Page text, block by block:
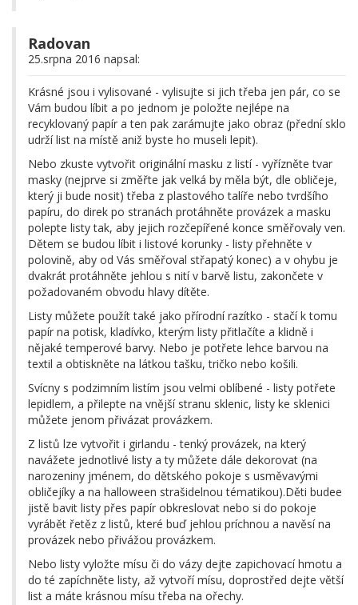
Radovan
25.srpna 2016 napsal:
Krásné jsou i vylisované - vylisujte si jich třeba jen pár, co se
Vám budou líbit a po jednom je položte nejlépe na
recyklovaný papír a ten pak zarámujte jako obraz (přední sklo
udrží list na místě aniž byste ho museli lepit).
Nebo zkuste vytvořit originální masku z listí - vyřízněte tvar
masky (nejprve si změřte jak velká by měla být, dle obličeje,
který ji bude nosit) třeba z plastového talíře nebo tvrdšího
papíru, do direk po stranách protáhněte provázek a masku
polepte listy tak, aby jejich rozčepířené konce směřovaly ven.
Dětem se budou líbit i listové korunky - listy přehněte v
polovině, aby od Vás směřoval střapatý konec) a v ohybu je
dvakrát protáhněte jehlou s nití v barvě listu, zakončete v
požadovaném obvodu hlavy dítěte.
Listy můžete použít také jako přírodní razítko - stačí k tomu
papír na potisk, kladívko, kterým listy přitlačíte a klidně i
nějaké temperové barvy. Nebo je potřete lehce barvou na
textil a obtiskněte na látkou tašku, tričko nebo košili.
Svícny s podzimním listím jsou velmi oblíbené - listy potřete
lepidlem, a přilepte na vnější stranu sklenic, listy ke sklenici
můžete jenom přivázat provázkem.
Z listů lze vytvořit i girlandu - tenký provázek, na který
navážete jednotlivé listy a ty můžete dále dekorovat (na
narozeniny jménem, do dětského pokoje s usměvavými
obličejíky a na halloween strašidelnou tématikou).Děti budee
jistě bavit listy přes papír obkreslovat nebo si do pokoje
vyrábět řetěz z listů, které buď jehlou príchnou a navěsí na
provázek nebo přivážou provázkem.
Nebo listy vyložte mísu či do vázy dejte zapichovací hmotu a
do té zapíchněte listy, až vytvoří mísu, doprostřed dejte větší
list a máte krásnou mísu třeba na ořechy.